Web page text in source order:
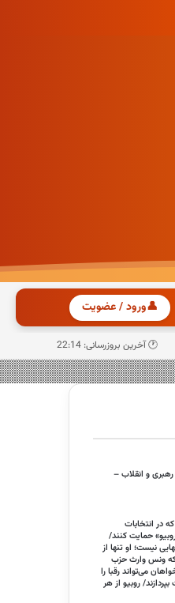
👤ورود / عضویت
🕐 آخرین بروزرسانی: 22:14
و انقلاب –
در انتخابات
«روبیو» حمایت کنند/
نیست؛ او تنها از
که ونس وارث حزب
می‌تواند رقبا را
روبیو از هر